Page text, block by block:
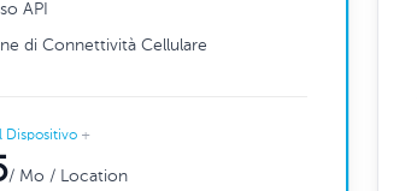
API
di Connettività Cellulare
Dispositivo+
/ Mo / Location